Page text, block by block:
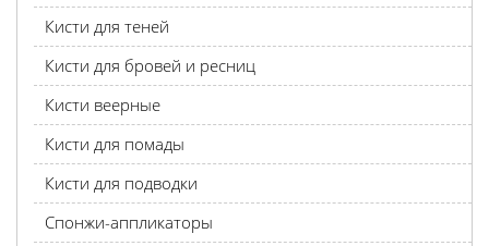
Кисти для теней
Кисти для бровей и ресниц
Кисти веерные
Кисти для помады
Кисти для подводки
Спонжи-аппликаторы